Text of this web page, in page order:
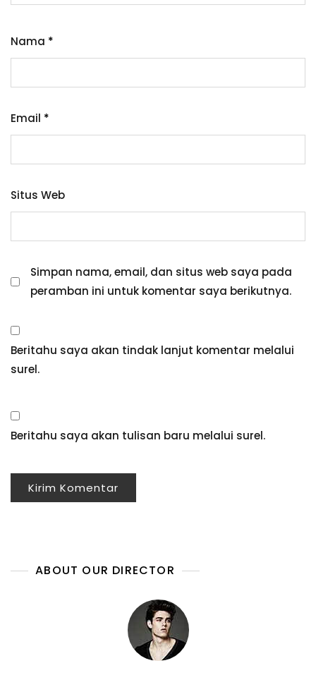
Nama *
Email *
Situs Web
Simpan nama, email, dan situs web saya pada
peramban ini untuk komentar saya berikutnya.
Beritahu saya akan tindak lanjut komentar melalui
surel.
Beritahu saya akan tulisan baru melalui surel.
ABOUT OUR DIRECTOR